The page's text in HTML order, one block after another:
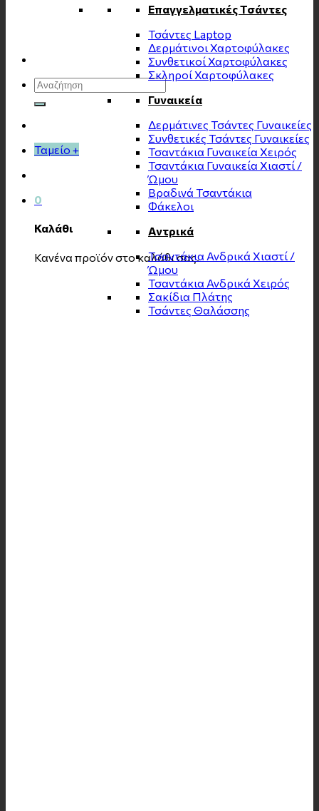
Αναζήτηση
για:
Ταμείο +
0
Καλάθι
Κανένα προϊόν στο καλάθι σας.
Επαγγελματικές Τσάντες
Τσάντες Laptop
Δερμάτινοι Χαρτοφύλακες
Συνθετικοί Χαρτοφύλακες
Σκληροί Χαρτοφύλακες
Γυναικεία
Δερμάτινες Τσάντες Γυναικείες
Συνθετικές Τσάντες Γυναικείες
Τσαντάκια Γυναικεία Χειρός
Τσαντάκια Γυναικεία Χιαστί /
Ώμου
Βραδινά Τσαντάκια
Φάκελοι
Αντρικά
Τσαντάκια Ανδρικά Χιαστί /
Ώμου
Τσαντάκια Ανδρικά Χειρός
Σακίδια Πλάτης
Τσάντες Θαλάσσης